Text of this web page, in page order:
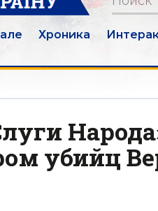
Хроника
убийц